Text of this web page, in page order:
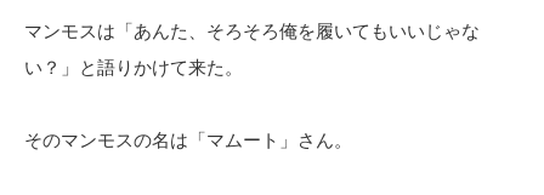
マンモスは「あんた、そろそろ俺を履いてもいいじゃな
い？」と語りかけて来た。
そのマンモスの名は「マムート」さん。